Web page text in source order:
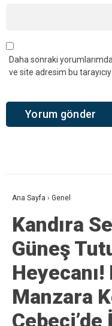
Daha sonraki
ve site adresim bu
Ana Sayfa › Genel
Kandıra
Güneş
Heyecanı!
Manzara